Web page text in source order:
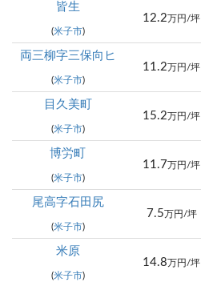
皆生
(米子市)
12.2 万円/坪
両三柳字三保向ヒ
(米子市)
11.2 万円/坪
目久美町
(米子市)
15.2 万円/坪
博労町
(米子市)
11.7 万円/坪
尾高字石田尻
(米子市)
7.5 万円/坪
米原
(米子市)
14.8 万円/坪